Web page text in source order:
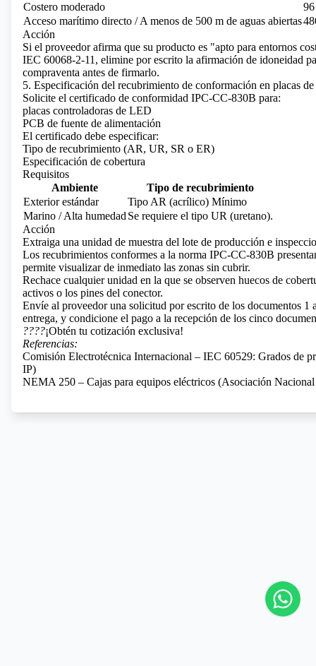
Costero moderado
Acceso marítimo directo / A menos de 500 m de aguas abiertas
Acción
Si el proveedor afirma que su producto es "apto para entornos
IEC 60068-2-11, elimine por escrito la afirmación de idoneidad
compraventa antes de firmarlo.
5. Especificación del recubrimiento de conformación en placas
Solicite el certificado de conformidad IPC-CC-830B para:
placas controladoras de LED
PCB de fuente de alimentación
El certificado debe especificar:
Tipo de recubrimiento (AR, UR, SR o ER)
Especificación de cobertura
Requisitos
Ambiente
Tipo de recubrimiento
Exterior estándar
Tipo AR (acrílico) Mínimo
Marino / Alta humedad Se requiere el tipo UR (uretano).
Acción
Extraiga una unidad de muestra del lote de producción e
Los recubrimientos conformes a la norma IPC-CC-830B
permite visualizar de inmediato las zonas sin cubrir.
Rechace cualquier unidad en la que se observen huecos de
activos o los pines del conector.
Envíe al proveedor una solicitud por escrito de los documentos 1
entrega, y condicione el pago a la recepción de los cinco
????¡Obtén tu cotización exclusiva!
Referencias:
Comisión Electrotécnica Internacional – IEC 60529: Grados de
IP)
NEMA 250 – Cajas para equipos eléctricos (Asociación